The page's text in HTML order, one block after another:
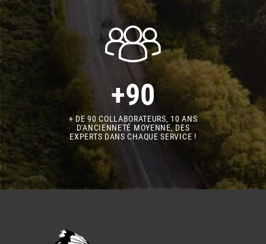
+90
+ DE 90 COLLABORATEURS, 10 ANS
D'ANCIENNETÉ MOYENNE, DES
EXPERTS DANS CHAQUE SERVICE !